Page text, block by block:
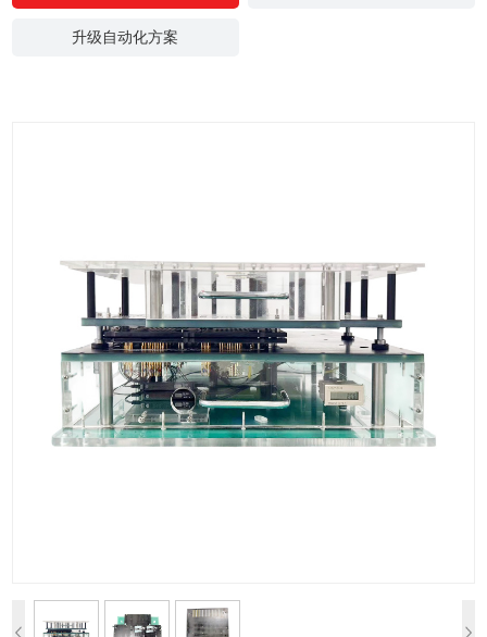
升级自动化方案